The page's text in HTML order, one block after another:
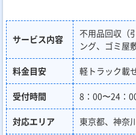
サービス内容
不用品回収（
ング、ゴミ屋
料金目安 軽トラック載
受付時間 8：00〜24：
対応エリア 東京都、神奈